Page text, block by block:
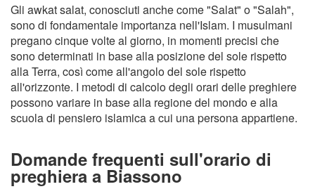
Gli awkat salat, conosciuti anche come "Salat" o "Salah",
sono di fondamentale importanza nell'Islam. I musulmani
pregano cinque volte al giorno, in momenti precisi che
sono determinati in base alla posizione del sole rispetto
alla Terra, così come all'angolo del sole rispetto
all'orizzonte. I metodi di calcolo degli orari delle preghiere
possono variare in base alla regione del mondo e alla
scuola di pensiero islamica a cui una persona appartiene.
Domande frequenti sull'orario di
preghiera a Biassono